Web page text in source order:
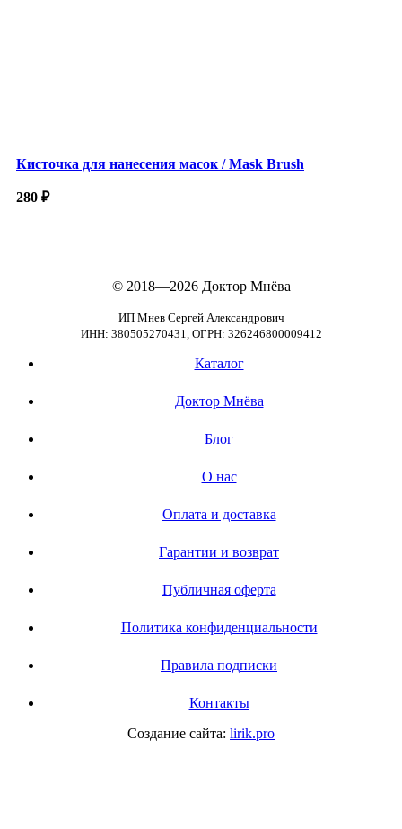
Кисточка для нанесения масок / Mask Brush
280 ₽
© 2018—2026Доктор Мнёва
ИП Мнев Сергей Александрович
ИНН: 380505270431, ОГРН: 326246800009412
Каталог
Доктор Мнёва
Блог
О нас
Оплата и доставка
Гарантии и возврат
Публичная оферта
Политика конфиденциальности
Правила подписки
Контакты
Создание сайта: lirik.pro